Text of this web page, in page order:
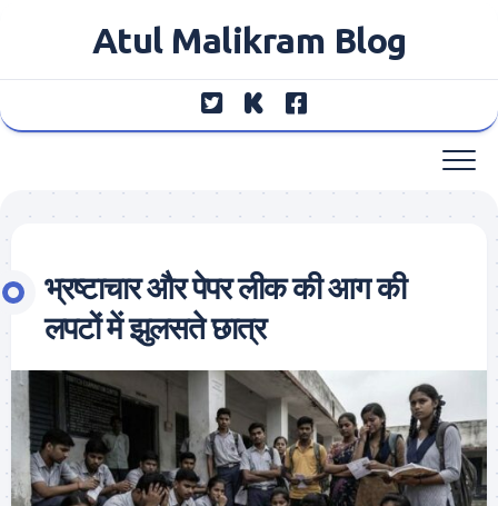
Atul Malikram Blog
भ्रष्टाचार और पेपर लीक की आग की
लपटों में झुलसते छात्र